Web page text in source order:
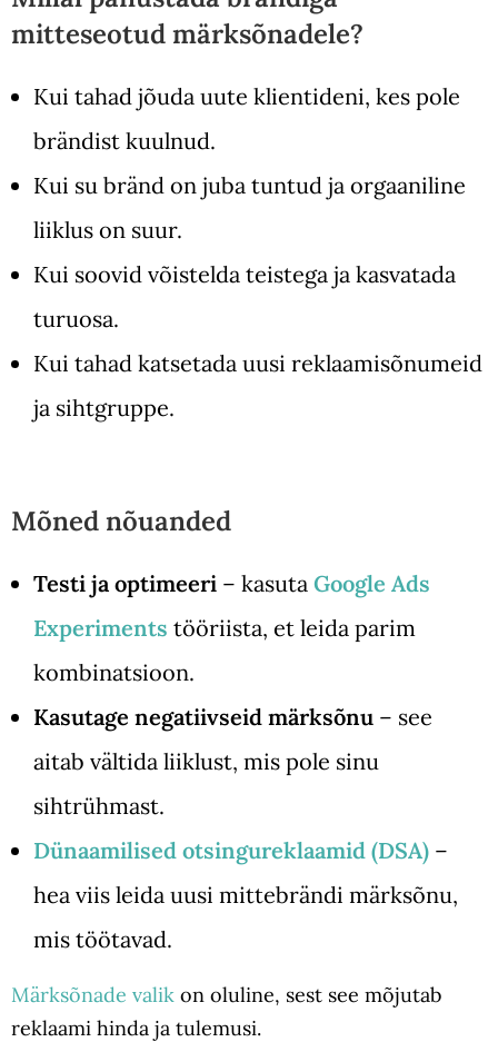
mitteseotud märksõnadele?
Kui tahad jõuda uute klientideni, kes pole
brändist kuulnud.
Kui su bränd on juba tuntud ja orgaaniline
liiklus on suur.
Kui soovid võistelda teistega ja kasvatada
turuosa.
Kui tahad katsetada uusi reklaamisõnumeid
ja sihtgruppe.
Mõned nõuanded
Testi ja optimeeri – kasuta Google Ads
Experiments tööriista, et leida parim
kombinatsioon.
Kasutage negatiivseid märksõnu – see
aitab vältida liiklust, mis pole sinu
sihtrühmast.
Dünaamilised otsingureklaamid (DSA) –
hea viis leida uusi mittebrändi märksõnu,
mis töötavad.
Märksõnade valik on oluline, sest see mõjutab
reklaami hinda ja tulemusi.